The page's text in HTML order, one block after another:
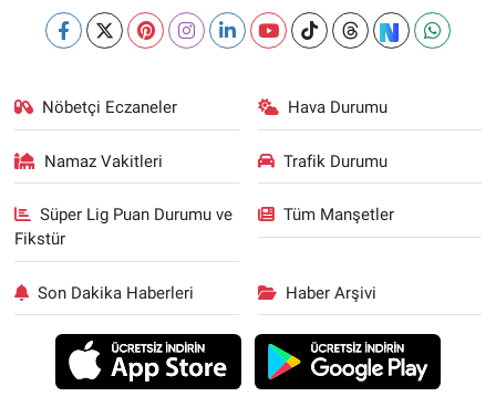
Nöbetçi Eczaneler Hava Durumu
Namaz Vakitleri Trafik Durumu
Süper Lig Puan Durumu ve
Fikstür
Tüm Manşetler
Son Dakika Haberleri Haber Arşivi